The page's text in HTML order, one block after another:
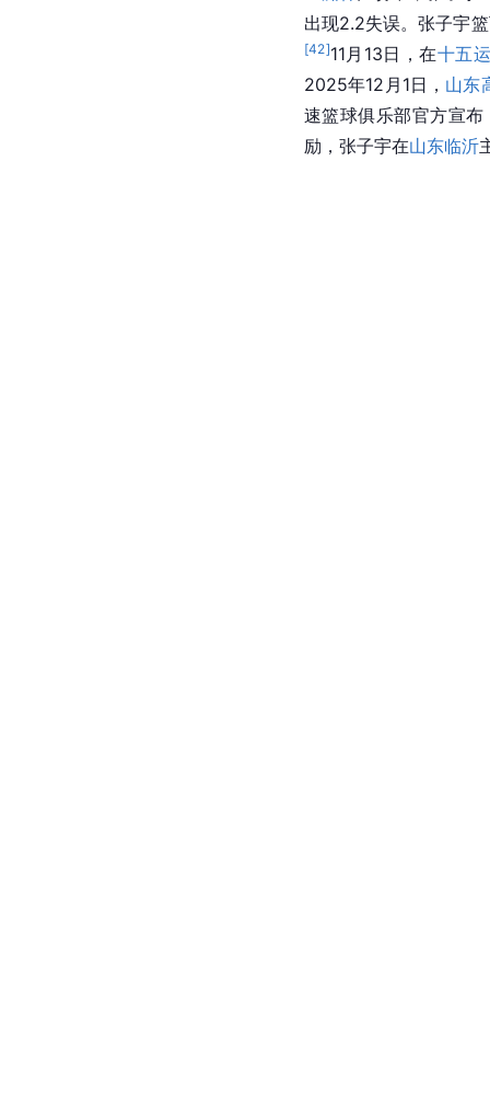
出现2.2失误。张子宇
[42]11月13日，在十五
2025年12月1日， 山东
速篮球俱乐部官方宣
励，张子宇在山东临沂